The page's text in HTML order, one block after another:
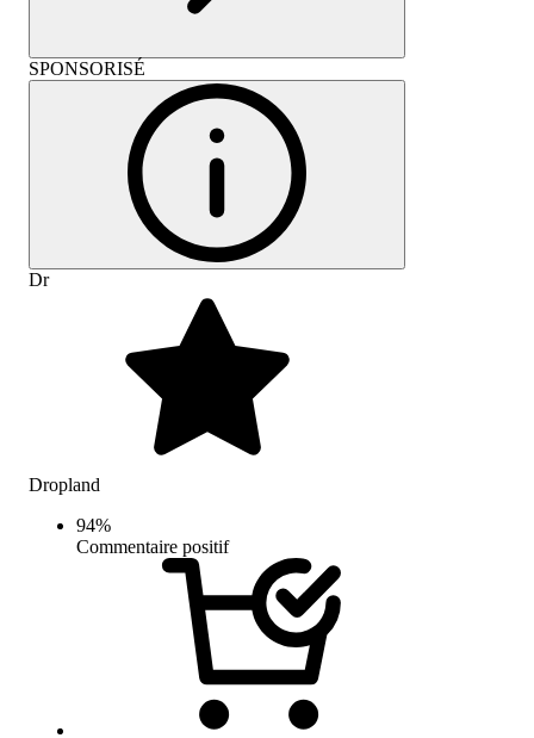
SPONSORISÉ
Dr
Dropland
94%
Commentaire positif